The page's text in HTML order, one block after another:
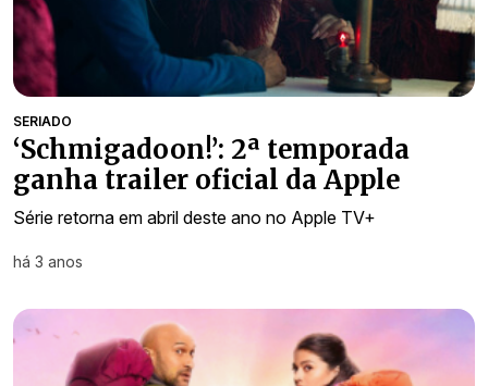
SERIADO
‘Schmigadoon!’: 2ª temporada
ganha trailer oficial da Apple
Série retorna em abril deste ano no Apple TV+
há 3 anos